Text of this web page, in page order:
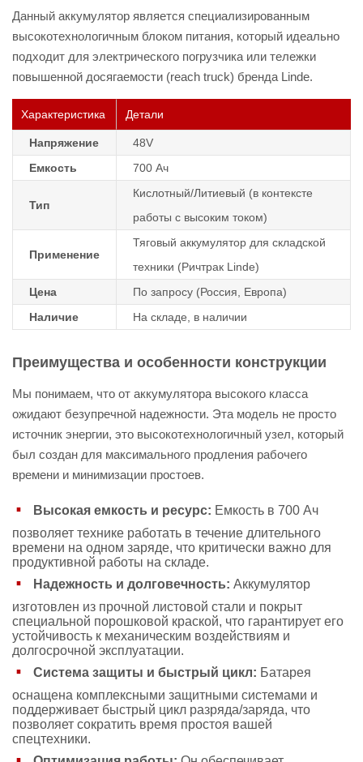
Данный аккумулятор является специализированным
высокотехнологичным блоком питания, который идеально
подходит для электрического погрузчика или тележки
повышенной досягаемости (reach truck) бренда Linde.
Характеристика Детали
Напряжение
48V
Емкость
700 Ач
Тип
Кислотный/Литиевый (в контексте
работы с высоким током)
Применение
Тяговый аккумулятор для складской
техники (Ричтрак Linde)
Цена
По запросу (Россия, Европа)
Наличие
На складе, в наличии
Преимущества и особенности конструкции
Мы понимаем, что от аккумулятора высокого класса
ожидают безупречной надежности. Эта модель не просто
источник энергии, это высокотехнологичный узел, который
был создан для максимального продления рабочего
времени и минимизации простоев.
Высокая емкость и ресурс: Емкость в 700 Ач
позволяет технике работать в течение длительного
времени на одном заряде, что критически важно для
продуктивной работы на складе.
Надежность и долговечность: Аккумулятор
изготовлен из прочной листовой стали и покрыт
специальной порошковой краской, что гарантирует его
устойчивость к механическим воздействиям и
долгосрочной эксплуатации.
Система защиты и быстрый цикл: Батарея
оснащена комплексными защитными системами и
поддерживает быстрый цикл разряда/заряда, что
позволяет сократить время простоя вашей
спецтехники.